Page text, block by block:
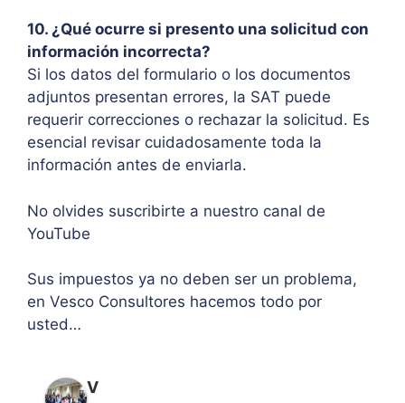
10. ¿Qué ocurre si presento una solicitud con
información incorrecta?
Si los datos del formulario o los documentos
adjuntos presentan errores, la SAT puede
requerir correcciones o rechazar la solicitud. Es
esencial revisar cuidadosamente toda la
información antes de enviarla.
No olvides suscribirte a nuestro canal de
YouTube
Sus impuestos ya no deben ser un problema,
en Vesco Consultores hacemos todo por
usted…
V